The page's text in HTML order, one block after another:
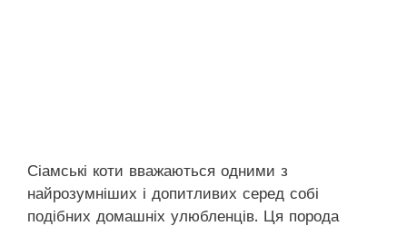
Сіамські коти вважаються одними з
найрозумніших і допитливих серед собі
подібних домашніх улюбленців. Ця порода